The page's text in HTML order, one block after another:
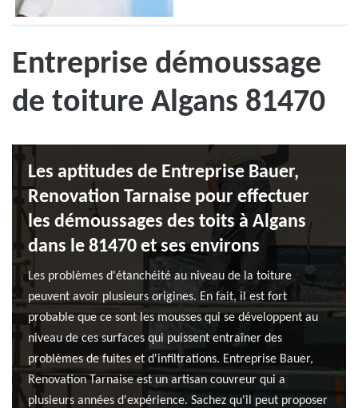
Entreprise démoussage
de toiture Algans 81470
Les aptitudes de Entreprise Bauer,
Renovation Tarnaise pour effectuer
les démoussages des toits à Algans
dans le 81470 et ses environs
Les problèmes d'étanchéité au niveau de la toiture
peuvent avoir plusieurs origines. En fait, il est fort
probable que ce sont les mousses qui se développent au
niveau de ces surfaces qui puissent entraîner des
problèmes de fuites et d'infiltrations. Entreprise Bauer,
Renovation Tarnaise est un artisan couvreur qui a
plusieurs années d'expérience. Sachez qu'il peut proposer